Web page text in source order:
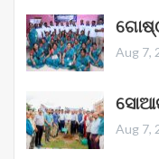
Aug 7,
Aug 7,